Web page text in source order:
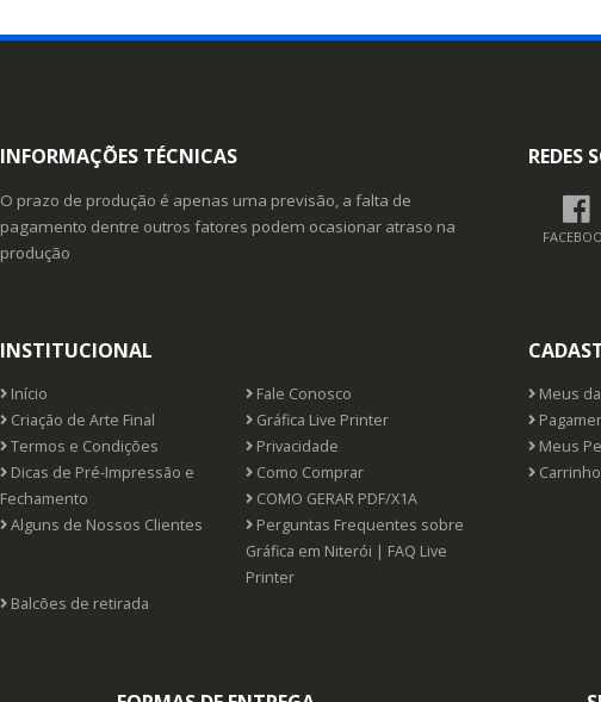
INFORMAÇÕES TÉCNICAS
O prazo de produção é apenas uma previsão, a falta de
pagamento dentre outros fatores podem ocasionar atraso na
produção
REDES
INSTITUCIONAL
Início
Fale Conosco
Criação de Arte Final
Gráfica Live Printer
Termos e Condições
Privacidade
Dicas de Pré-Impressão e
Fechamento
Como Comprar
COMO GERAR PDF/X1A
Alguns de Nossos Clientes
Perguntas Frequentes sobre
Gráfica em Niterói | FAQ Live
Printer
Balcões de retirada
Meus
Meus
Carrinho